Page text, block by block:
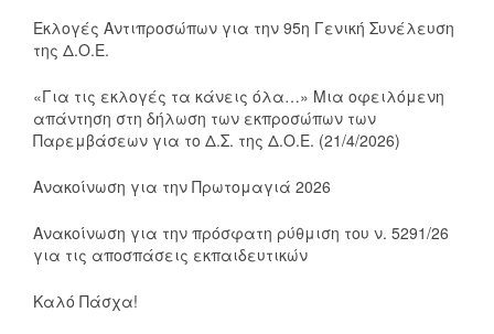
Εκλογές Αντιπροσώπων για την 95η Γενική Συνέλευση
της Δ.Ο.Ε.
«Για τις εκλογές τα κάνεις όλα…» Μια οφειλόμενη
απάντηση στη δήλωση των εκπροσώπων των
Παρεμβάσεων για το Δ.Σ. της Δ.Ο.Ε. (21/4/2026)
Ανακοίνωση για την Πρωτομαγιά 2026
Ανακοίνωση για την πρόσφατη ρύθμιση του ν. 5291/26
για τις αποσπάσεις εκπαιδευτικών
Καλό Πάσχα!